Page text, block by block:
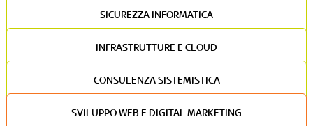
SICUREZZA INFORMATICA
INFRASTRUTTURE E CLOUD
CONSULENZA SISTEMISTICA
SVILUPPO WEB E DIGITAL MARKETING